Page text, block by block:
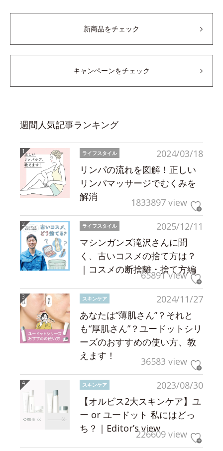
新商品をチェック
キャンペーンをチェック
週間人気記事ランキング
2024/03/18
ライフスタイル
リンパの流れを図解！正しい
リンパマッサージでむくみを
解消
1833897 view
2025/12/11
ライフスタイル
マシンガンズ滝沢さんに聞
く、古いコスメの捨て方は？
｜コスメの断捨離・捨て方編
65891 view
2024/11/27
スキンケア
あなたは“薄肌さん”？それと
も“厚肌さん”？ユードットシリ
ーズのおすすめの使い方、教
えます！
36583 view
2023/08/30
スキンケア
【オルビス2大スキンケア】ユ
ー or ユードット 私にはどっ
ち？｜Editor’s view226609 view